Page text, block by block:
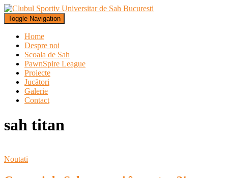
Toggle Navigation
Home
Despre noi
Scoala de Sah
PawnSpire League
Proiecte
Jucători
Galerie
Contact
sah titan
Noutati